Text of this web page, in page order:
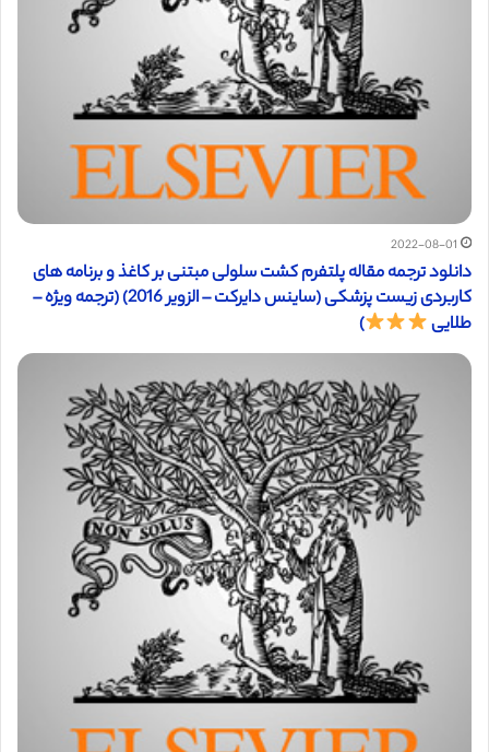
2022-08-01
دانلود ترجمه مقاله پلتفرم کشت سلولی مبتنی بر کاغذ و برنامه های
کاربردی زیست پزشکی (ساینس دایرکت – الزویر 2016) (ترجمه ویژه –
طلایی
)